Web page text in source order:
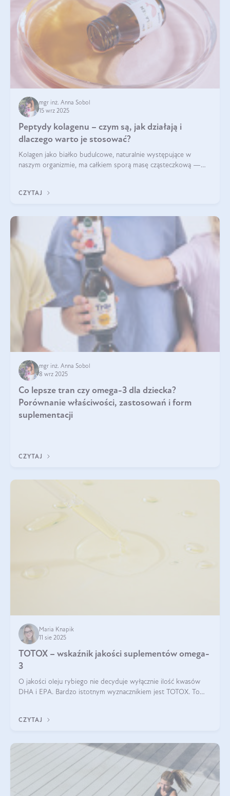
mgr inż. Anna Sobol
15 wrz 2025
Peptydy kolagenu – czym są, jak działają i
dlaczego warto je stosować?
Kolagen jako białko budulcowe, naturalnie występujące w
naszym organizmie, ma całkiem sporą masę cząsteczkową —
bardziej biodostępny
CZYTAJ
mgr inż. Anna Sobol
8 wrz 2025
Co lepsze tran czy omega-3 dla dziecka?
Porównanie właściwości, zastosowań i form
suplementacji
CZYTAJ
Maria Knapik
11 sie 2025
TOTOX – wskaźnik jakości suplementów omega-
3
O jakości oleju rybiego nie decyduje wyłącznie ilość kwasów
DHA i EPA. Bardzo istotnym wyznacznikiem jest TOTOX. To
CZYTAJ